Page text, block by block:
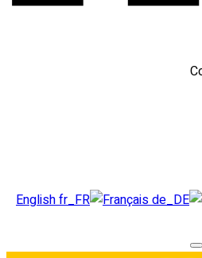
English
Français